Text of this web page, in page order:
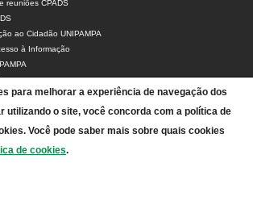
reuniões CPADS
ao Cidadão UNIPAMPA
à Informação
SIC UNIPAMPA
Proteção de Dados Pessoais
de Contas
para melhorar a experiência de navegação dos
utilizando o site, você concorda com a política de
Você pode saber mais sobre quais cookies
de cookies.